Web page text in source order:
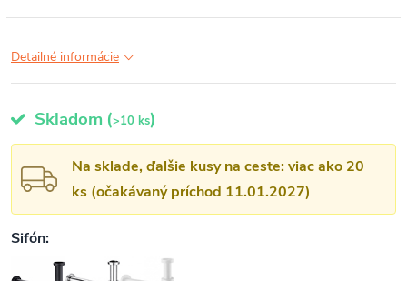
Detailné informácie
Skladom (>10 ks)
Na sklade, ďalšie kusy na ceste: viac ako 20
ks (očakávaný príchod 11.01.2027)